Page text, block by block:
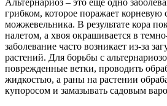
грибком, которое поражает корневую
можжевельника. В результате кора
налетом, а хвоя окрашивается в
заболевание часто возникает из-за
растений. Для борьбы с
поврежденные ветки, проводить
жидкостью, а раны на растении
купоросом и замазывать садовым